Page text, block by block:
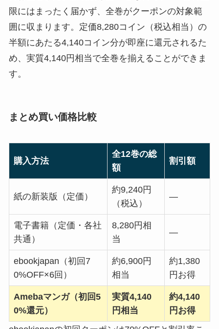
限にはまったく届かず、全巻がクーポンの対象範
囲に収まります。定価8,280コイン（税込相当）の
半額にあたる4,140コイン分が即座に還元されるた
め、実質4,140円相当で全巻を揃えることができま
す。
まとめ買い価格比較
購入方法
全12巻の総
額
割引額
紙の新装版（定価）
約9,240円
（税込）
―
電子書籍（定価・各社
共通）
8,280円相
当
―
ebookjapan（初回7
0%OFF×6回）
約6,900円
相当
約1,380
円お得
Amebaマンガ（初回5
0%還元）
実質4,140
円相当
約4,140
円お得